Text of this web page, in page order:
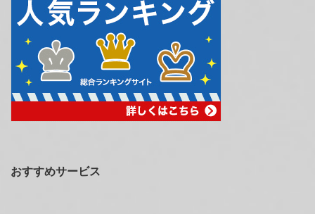
おすすめサービス